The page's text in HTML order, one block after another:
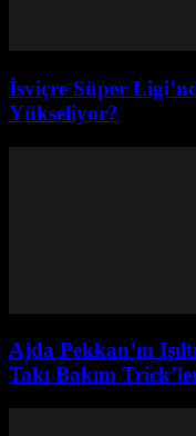
İsviçre Süper
Yükseliyor?
Ajda Pekkan’ın
Takı Bakım